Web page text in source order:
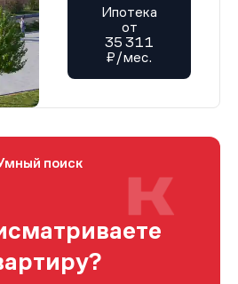
Ипотека
от
35 311
₽/мес.
поиск